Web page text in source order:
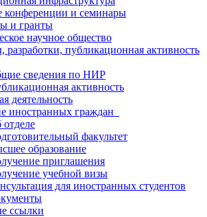
конференции и семинары
и гранты
научное общество
разработки, публикационная активность
сведения по НИР
активность
деятельность
иностранных граждан
факультет
образование
приглашения
учебной визы
для иностранных студентов
ссылки